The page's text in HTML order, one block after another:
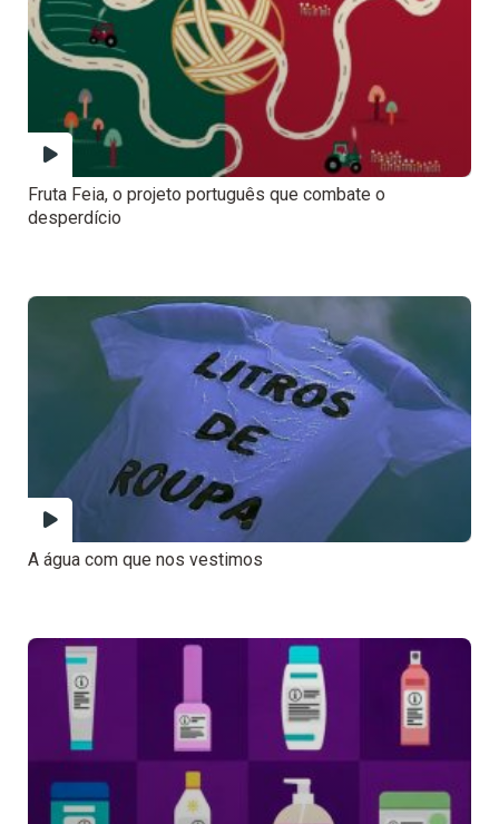
Fruta Feia, o projeto português que combate o
desperdício
A água com que nos vestimos